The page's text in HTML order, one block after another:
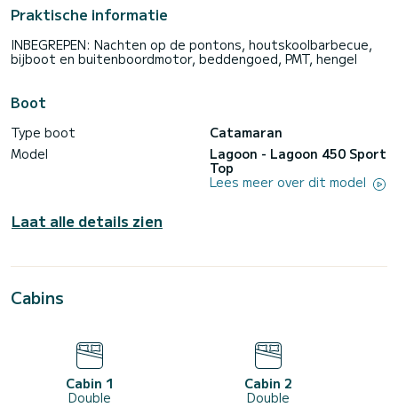
Praktische informatie
INBEGREPEN: Nachten op de pontons, houtskoolbarbecue,
bijboot en buitenboordmotor, beddengoed, PMT, hengel
Boot
Type boot
Catamaran
Model
Lagoon - Lagoon 450 Sport
Top
Lees meer over dit model
Laat alle details zien
Cabins
Cabin 1
Double
Cabin 2
Double